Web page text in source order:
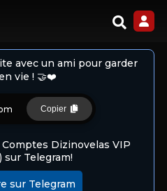
avec un ami pour garder
vie ! 🤝❤️
Copier
Dizinovelas VIP
sur Telegram!
sur Telegram